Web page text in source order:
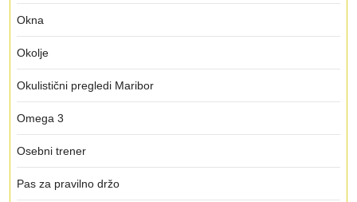
Okna
Okolje
Okulistični pregledi Maribor
Omega 3
Osebni trener
Pas za pravilno držo